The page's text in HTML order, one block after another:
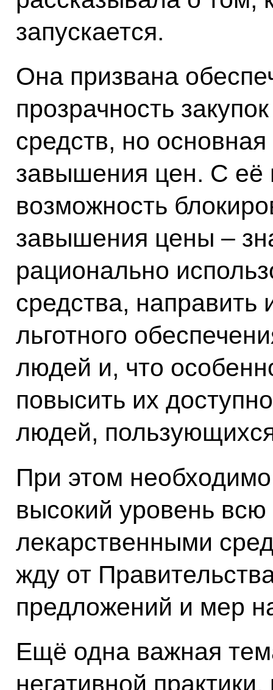
запускается.
Она призвана
прозрачность
средств, но
завышения цен. С её
возможность
завышения цены –
рационально
средства,
льготного
людей и, что
повысить их
людей,
При этом
высокий уровень
лекарственными
жду от
предложений и мер
Ещё одна важная
негативной